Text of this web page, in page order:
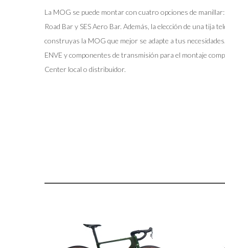
La MOG se puede montar con cuatro opciones de
Road Bar y SES Aero Bar. Además, la elección de una tija
construyas la MOG que mejor se adapte a tus
ENVE y componentes de transmisión para el montaje
Center local o distribuidor.